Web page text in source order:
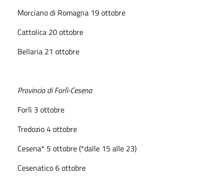
Morciano di Romagna 19 ottobre
Cattolica 20 ottobre
Bellaria 21 ottobre
Provincia di Forlì-Cesena
Forlì 3 ottobre
Tredozio 4 ottobre
Cesena* 5 ottobre (*dalle 15 alle 23)
Cesenatico 6 ottobre